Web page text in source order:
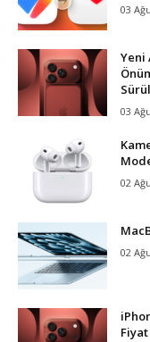
03
Yeni
03
02
02